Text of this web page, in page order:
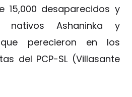
15,000 desaparecidos y
Ashaninka y
que perecieron en los
del PCP-SL (Villasante